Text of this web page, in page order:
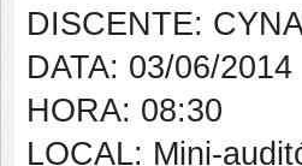
DISCENTE:
DATA: 03/06/2014
HORA: 08:30
LOCAL: Mini-